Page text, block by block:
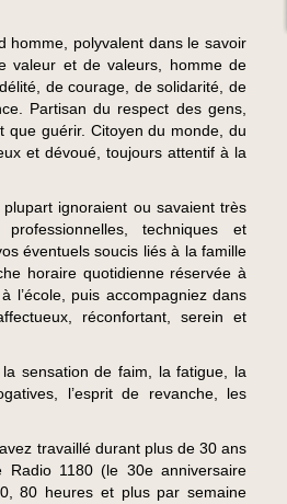
homme, polyvalent dans le savoir
valeur et de valeurs, homme de
de courage, de solidarité, de
Partisan du respect des gens,
guérir. Citoyen du monde, du
et dévoué, toujours attentif à la
ignoraient ou savaient très
techniques et
éventuels soucis liés à la famille
horaire quotidienne réservée à
l’école, puis accompagniez dans
réconfortant, serein et
sensation de faim, la fatigue, la
l’esprit de revanche, les
travaillé durant plus de 30 ans
1180 (le 30e anniversaire
80 heures et plus par semaine